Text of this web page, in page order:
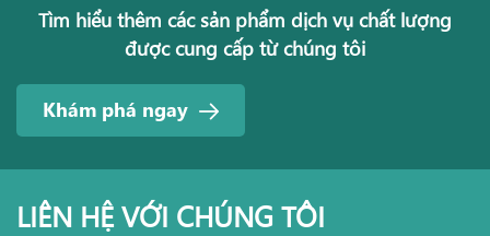
Tìm hiểu thêm các sản phẩm dịch vụ chất lượng
được cung cấp từ chúng tôi
Khám phá ngay
LIÊN HỆ VỚI CHÚNG TÔI